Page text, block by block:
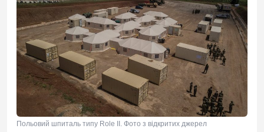
Польовий шпиталь типу Role II. Фото з відкритих джерел